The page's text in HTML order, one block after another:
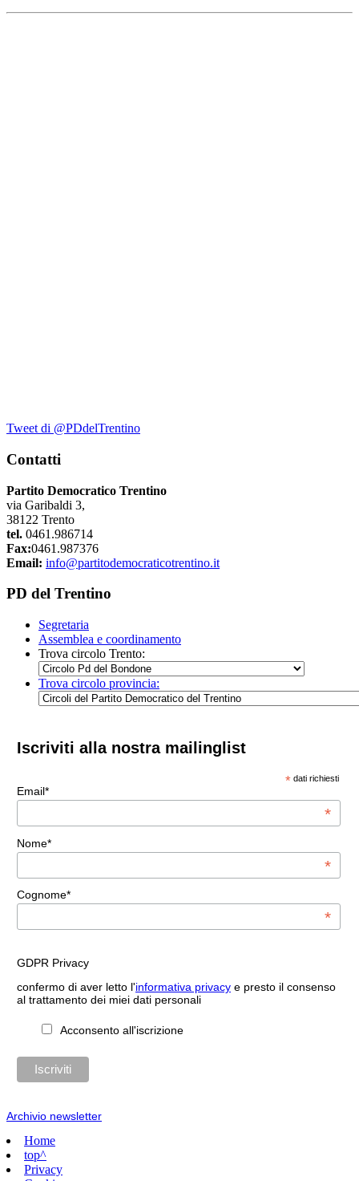
Tweet di @PDdelTrentino
Contatti
Partito Democratico Trentino
via Garibaldi 3,
38122 Trento
tel. 0461.986714
Fax:0461.987376
Email: info@partitodemocraticotrentino.it
PD del Trentino
Segretaria
Assemblea e coordinamento
Trova circolo Trento:
Trova circolo provincia:
Iscriviti alla nostra mailinglist
* dati richiesti
Email*
*
Nome*
*
Cognome*
*
GDPR Privacy
confermo di aver letto l'informativa privacye presto il consenso
al trattamento dei miei dati personali
Acconsento all'iscrizione
Archivio newsletter
Home
top^
Privacy